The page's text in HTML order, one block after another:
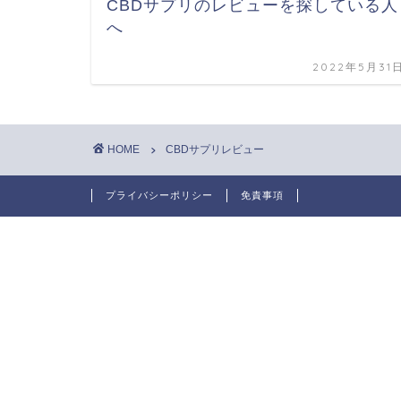
CBDサプリのレビューを探している人
へ
2022年5月31
HOME CBDサプリレビュー
プライバシーポリシー 免責事項